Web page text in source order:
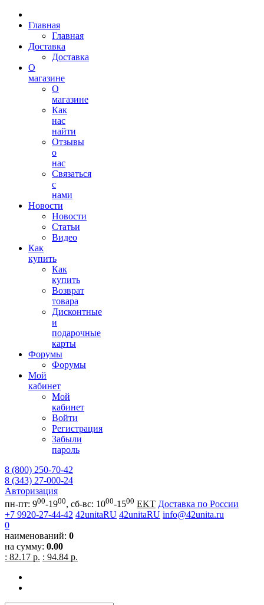
Главная
Главная
Доставка
Доставка
О
магазине
О
магазине
Как
нас
найти
Отзывы
о
нас
Связаться
с
нами
Новости
Новости
Статьи
Видео
Как
купить
Как
купить
Возврат
товара
Дисконтные
и
подарочные
карты
Форумы
Форумы
Мой
кабинет
Мой
кабинет
Войти
Регистрация
Забыли
пароль
8 (800) 250-70-42
8 (343) 27-000-24
Авторизация
пн-пт: 900-1900, сб-вс: 1000-1500 EKT Доставка по России
+7 9920-27-44-42 42unitaRU 42unitaRU info@42unita.ru
0
наименований: 0
на сумму: 0.00
: 82.17 р. : 94.84 р.